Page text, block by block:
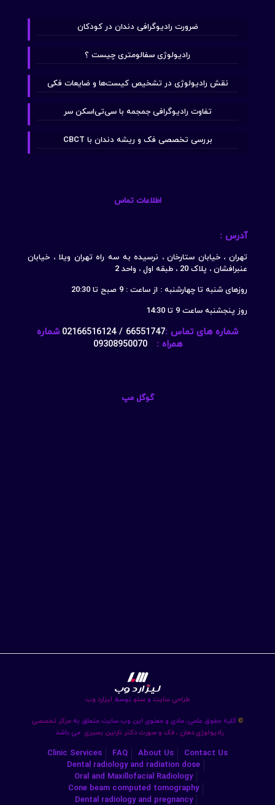
ضرورت رادیوگرافی دندان در کودکان
رادیولوژی سفالومتری چیست ؟
نقش رادیولوژی در تشخیص کیست‌ها و ضایعات فکی
تفاوت رادیوگرافی جمجمه با سی‌تی‌اسکن سر
بررسی تخصصی فک و ریشه دندان با CBCT
اطلاعات تماس
آدرس :
تهران ، خیابان ستارخان ، نرسیده به سه راه تهران ویلا ، خیابان
عنبرافشان ، پلاک 20 ، طبقه اول ، واحد 2
روزهای شنبه تا چهارشنبه : از ساعت : 9 صبح تا 20:30
روز پنجشنبه ساعت 9 تا 14:30
شماره های تماس :66551747 / 02166516124
شماره
همراه :
09308950070
گوگل مپ
طراحی سایت و سئو توسط لیزارد وب
© کلیه حقوق علمی، مادی و معنوی این وب سایت متعلق به مرکز تخصصی
رادیولوژی دهان ، فک و صورت دکتر نازنین بصیری می باشد .
Contact Us
About Us
FAQ
Clinic Services
Dental radiology and radiation dose
Oral and Maxillofacial Radiology
Cone beam computed tomography
Dental radiology and pregnancy